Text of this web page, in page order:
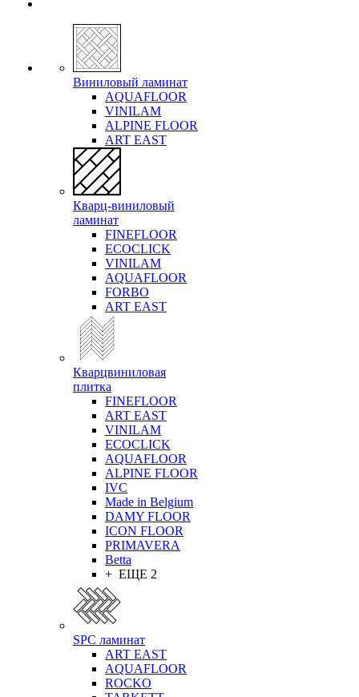
Виниловый ламинат
AQUAFLOOR
VINILAM
ALPINE FLOOR
ART EAST
Кварц-виниловый
ламинат
FINEFLOOR
ECOCLICK
VINILAM
AQUAFLOOR
FORBO
ART EAST
Кварцвиниловая
плитка
FINEFLOOR
ART EAST
VINILAM
ECOCLICK
AQUAFLOOR
ALPINE FLOOR
IVC
Made in Belgium
DAMY FLOOR
ICON FLOOR
PRIMAVERA
Betta
+ ЕЩЕ 2
SPC ламинат
ART EAST
AQUAFLOOR
ROCKO